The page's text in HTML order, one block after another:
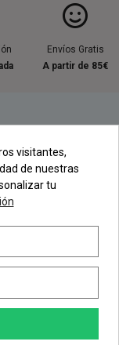
Envíos Gratis
A partir de 85€
visitantes,
de nuestras
tu